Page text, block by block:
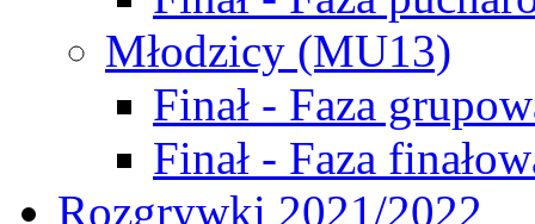
Młodzicy (MU13)
Finał - Faza
Finał - Faza
Rozgrywki 2021/2022